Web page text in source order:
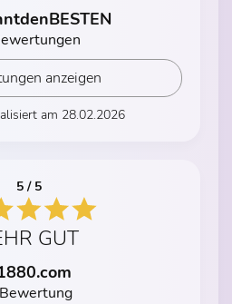
anzeigen
am 28.02.2026
5 / 5
GUT